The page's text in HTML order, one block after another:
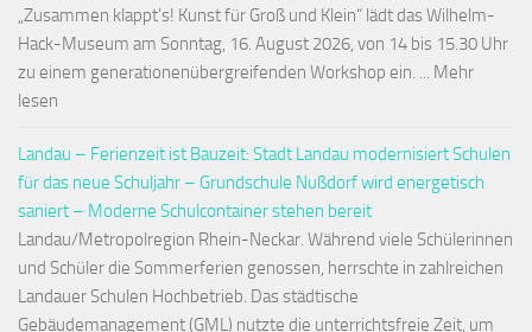
„Zusammen klappt’s! Kunst für Groß und Klein“ lädt das Wilhelm-
Hack-Museum am Sonntag, 16. August 2026, von 14 bis 15.30 Uhr
zu einem generationenübergreifenden Workshop ein. ... Mehr
lesen
Landau – Ferienzeit ist Bauzeit: Stadt Landau modernisiert Schulen
für das neue Schuljahr – Grundschule Nußdorf wird energetisch
saniert – Moderne Schulcontainer stehen bereit
Landau/Metropolregion Rhein-Neckar. Während viele Schülerinnen
und Schüler die Sommerferien genossen, herrschte in zahlreichen
Landauer Schulen Hochbetrieb. Das städtische
Gebäudemanagement (GML) nutzte die unterrichtsfreie Zeit, um